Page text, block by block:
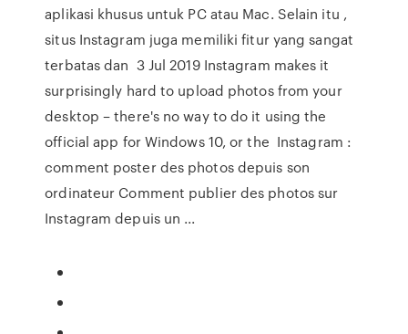
aplikasi khusus untuk PC atau Mac. Selain itu ,
situs Instagram juga memiliki fitur yang sangat
terbatas dan 3 Jul 2019 Instagram makes it
surprisingly hard to upload photos from your
desktop – there's no way to do it using the
official app for Windows 10, or the Instagram :
comment poster des photos depuis son
ordinateur Comment publier des photos sur
Instagram depuis un ...